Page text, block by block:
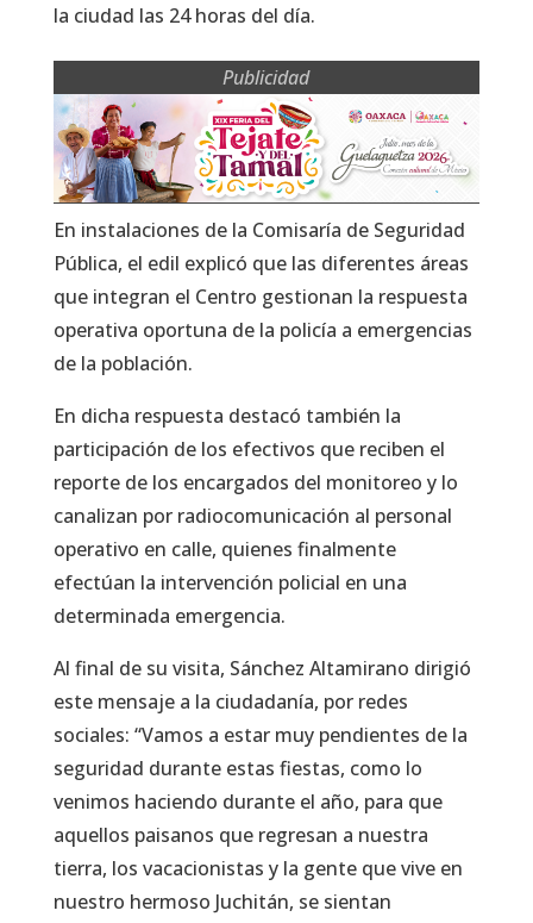
la ciudad las 24 horas del día.
Publicidad
En instalaciones de la Comisaría de Seguridad
Pública, el edil explicó que las diferentes áreas
que integran el Centro gestionan la respuesta
operativa oportuna de la policía a emergencias
de la población.
En dicha respuesta destacó también la
participación de los efectivos que reciben el
reporte de los encargados del monitoreo y lo
canalizan por radiocomunicación al personal
operativo en calle, quienes finalmente
efectúan la intervención policial en una
determinada emergencia.
Al final de su visita, Sánchez Altamirano dirigió
este mensaje a la ciudadanía, por redes
sociales: “Vamos a estar muy pendientes de la
seguridad durante estas fiestas, como lo
venimos haciendo durante el año, para que
aquellos paisanos que regresan a nuestra
tierra, los vacacionistas y la gente que vive en
nuestro hermoso Juchitán, se sientan